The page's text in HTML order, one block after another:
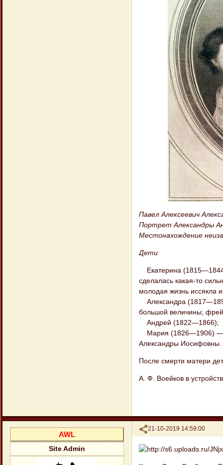
Павел Алексеевич
Портрет Александры
Местонахождение
Дети
Екатерина
сделалась какая-то
молодая жизнь иссякла
Александра
большой величины;
Андрей (1822—1866);
Мария (1826—1906) —
Александры Иосифовны.
После смерти матери
А. Ф. Воейков в
Поделиться
21-10-2019 14:59:00
AWL
Site Admin